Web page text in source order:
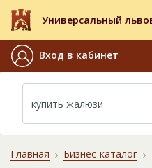
Универсальный
Вход в кабинет
Главная Бизнес-каталог